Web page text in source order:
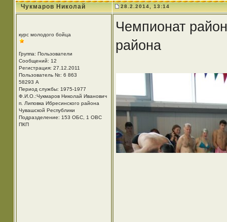
Чукмаров Николай 28.2.2014, 13:14
курс молодого бойца
Группа: Пользователи
Сообщений: 12
Регистрация: 27.12.2011
Пользователь №: 6 863
58293 А
Период службы: 1975-1977
Ф.И.О.:Чукмаров Николай Иванович
п. Липовка Ибресинского района
Чувашской Республики
Подразделение: 153 ОБС, 1 ОВС
ПКП
Чемпионат
района